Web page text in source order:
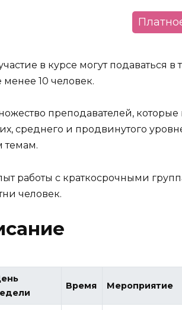
в курсе могут подаваться в
менее 10 человек.
преподавателей, которые
среднего и продвинутого
темам.
работы с краткосрочными
человек.
Время Мероприятие